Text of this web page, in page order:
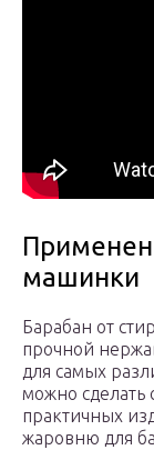
машинки
Барабан от
прочной
для самых
можно сделать
практичных
жаровню для